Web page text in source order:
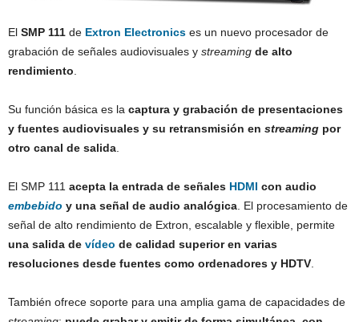
El SMP 111 de Extron Electronics es un nuevo procesador de
grabación de señales audiovisuales y streaming de alto
rendimiento
Su función básica es la captura y grabación de presentaciones
y fuentes audiovisuales y su retransmisión en streaming por
otro canal de salida
El SMP 111 acepta la entrada de señales HDMI con audio
embebido y una señal de audio analógica . El procesamiento de
señal de alto rendimiento de Extron, escalable y flexible, permite
una salida de vídeo de calidad superior en varias
resoluciones desde fuentes como ordenadores y HDTV
También ofrece soporte para una amplia gama de capacidades de